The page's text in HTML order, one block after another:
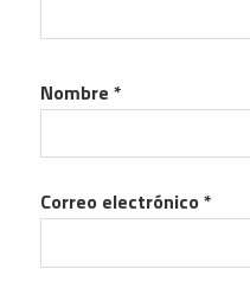
Nombre *
Correo electrónico *